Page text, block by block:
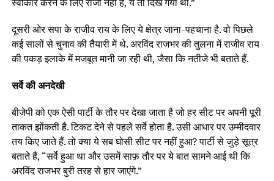
दूसरी ओर सपा के राजीव राय के लिए ये क्षेत्र जाना-पहचाना है. वो पिछले
कई सालों से चुनाव की तैयारी में थे. अरविंद राजभर की तुलना में राजीव राय
की पकड़ इलाके में मजबूत मानी जा रही थी, जैसा कि नतीजे भी बताते हैं.
सर्वे की अनदेखी
बीजेपी को एक ऐसी पार्टी के तौर पर देखा जाता है जो हर सीट पर अपनी पूरी
ताकत झोंकती है. टिकट देने से पहले सर्वे होता है. उसी आधार पर उम्मीदवार
तय किए जाते हैं. तो क्या ये सब घोसी सीट पर नहीं हुआ? पार्टी से जुड़े सूत्र
बताते हैं, “सर्वे हुआ था और उसमें साफ़ तौर पर ये बात सामने आई थी कि
अरविंद राजभर बुरी तरह से हार जाएंगे.”